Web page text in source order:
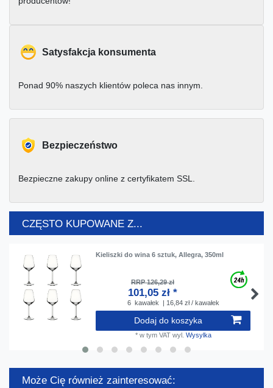
Satysfakcja konsumenta
Ponad 90% naszych klientów poleca nas innym.
Bezpieczeństwo
Bezpieczne zakupy online z certyfikatem SSL.
CZĘSTO KUPOWANE Z...
Kieliszki do wina 6 sztuk, Allegra, 350ml
RRP 126,29 zł
101,05 zł *
6 kawałek | 16,84 zł / kawałek
Dodaj do koszyka
* w tym VATwyl. Wysylka
Może Cię również zainteresować: